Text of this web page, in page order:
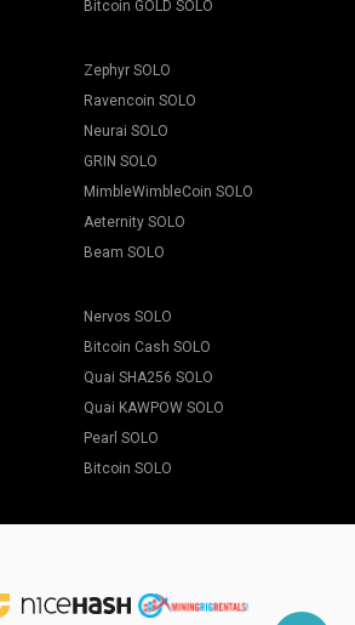
Bitcoin GOLD SOLO
Zephyr SOLO
Ravencoin SOLO
Neurai SOLO
GRIN SOLO
MimbleWimbleCoin SOLO
Aeternity SOLO
Beam SOLO
Nervos SOLO
Bitcoin Cash SOLO
Quai SHA256 SOLO
Quai KAWPOW SOLO
Pearl SOLO
Bitcoin SOLO